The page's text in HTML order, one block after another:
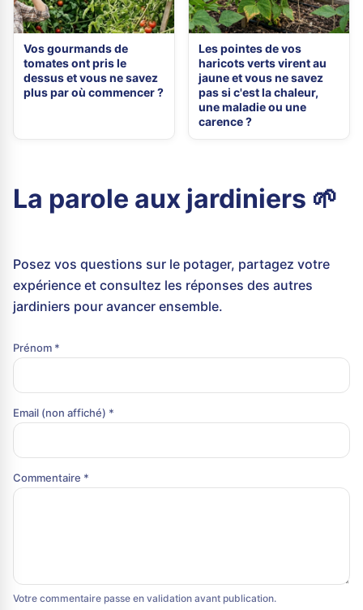
Vos gourmands de
tomates ont pris le
dessus et vous ne savez
plus par où commencer ?
Les pointes de vos
haricots verts virent au
jaune et vous ne savez
pas si c'est la chaleur,
une maladie ou une
carence ?
La parole aux jardiniers 🌱
Posez vos questions sur le potager, partagez votre
expérience et consultez les réponses des autres
jardiniers pour avancer ensemble.
Prénom *
Email (non affiché) *
Commentaire *
Votre commentaire passe en validation avant publication.